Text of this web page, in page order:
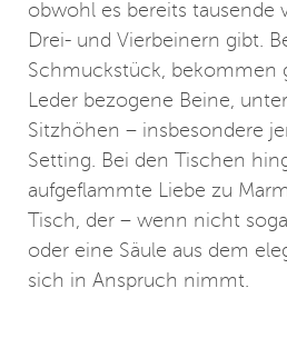
obwohl es bereits tausende
Drei- und Vierbeinern gibt.
Schmuckstück, bekommen
Leder bezogene Beine,
Sitzhöhen – insbesondere
Setting. Bei den Tischen
aufgeflammte Liebe zu
Tisch, der – wenn nicht
oder eine Säule aus dem
sich in Anspruch nimmt.